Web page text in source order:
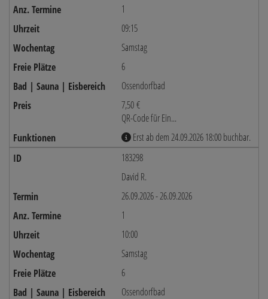
1
09:15
Samstag
6
Ossendorfbad
7,50 €
QR-Code für Ein...
Erst ab dem 24.09.2026 18:00 buchbar.
183298
David R.
26.09.2026 - 26.09.2026
1
10:00
Samstag
6
Ossendorfbad